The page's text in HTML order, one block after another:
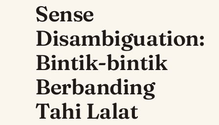
Sense
Disambiguation:
Bintik-bintik
Berbanding
Tahi Lalat